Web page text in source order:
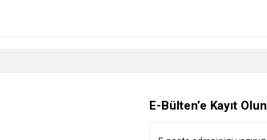
E-Bülten’e Kayıt Olun